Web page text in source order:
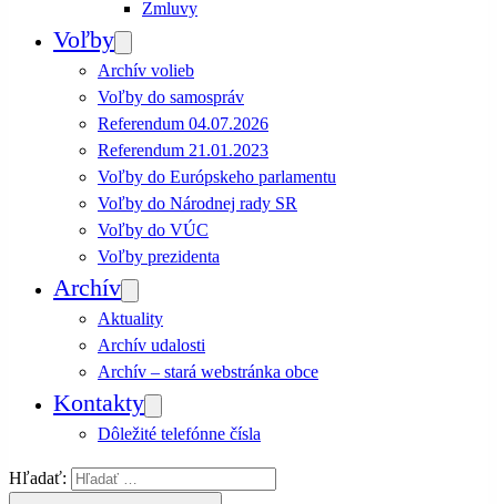
Zmluvy
Voľby
Archív volieb
Voľby do samospráv
Referendum 04.07.2026
Referendum 21.01.2023
Voľby do Európskeho parlamentu
Voľby do Národnej rady SR
Voľby do VÚC
Voľby prezidenta
Archív
Aktuality
Archív udalosti
Archív – stará webstránka obce
Kontakty
Dôležité telefónne čísla
Hľadať: